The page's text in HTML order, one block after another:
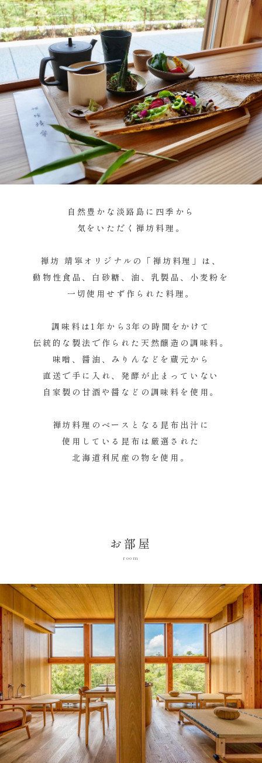
自然豊かな淡路島に四季から
気をいただく禅坊料理。
禅坊 靖寧オリジナルの「禅坊料理」は、
動物性食品、白砂糖、油、乳製品、小麦粉を
一切使用せず作られた料理。
調味料は1年から3年の時間をかけて
伝統的な製法で作られた天然醸造の調味料。
味噌、醤油、みりんなどを蔵元から
直送で手に入れ、発酵が止まっていない
自家製の甘酒や醤などの調味料を使用。
禅坊料理のベースとなる昆布出汁に
使用している昆布は厳選された
北海道利尻産の物を使用。
お部屋
room